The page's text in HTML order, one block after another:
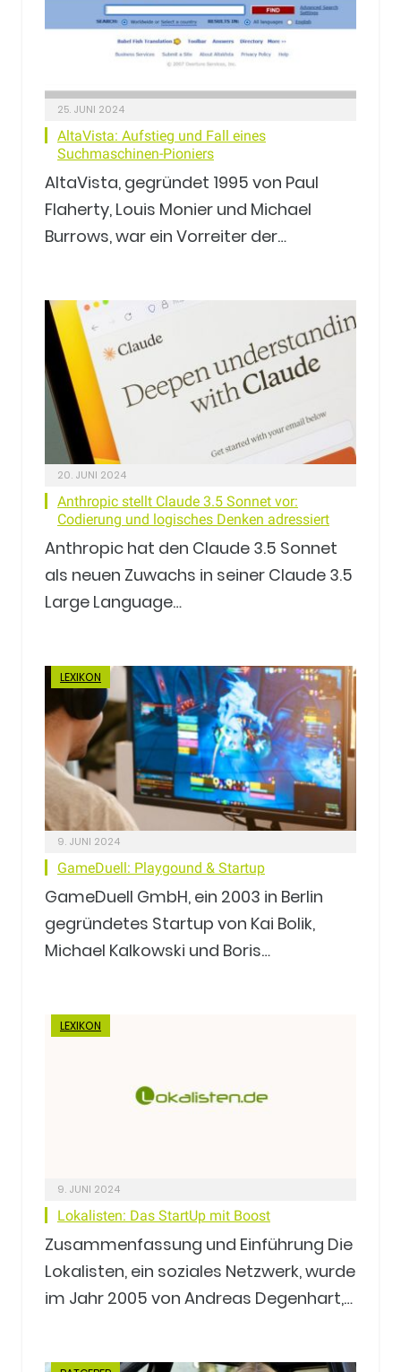
25. JUNI 2024
AltaVista: Aufstieg und Fall eines
Suchmaschinen-Pioniers
AltaVista, gegründet 1995 von Paul
Flaherty, Louis Monier und Michael
Burrows, war ein Vorreiter der…
20. JUNI 2024
Anthropic stellt Claude 3.5 Sonnet vor:
Codierung und logisches Denken adressiert
Anthropic hat den Claude 3.5 Sonnet
als neuen Zuwachs in seiner Claude 3.5
Large Language…
LEXIKON
9. JUNI 2024
GameDuell: Playgound & Startup
GameDuell GmbH, ein 2003 in Berlin
gegründetes Startup von Kai Bolik,
Michael Kalkowski und Boris…
LEXIKON
9. JUNI 2024
Lokalisten: Das StartUp mit Boost
Zusammenfassung und Einführung Die
Lokalisten, ein soziales Netzwerk, wurde
im Jahr 2005 von Andreas Degenhart,…